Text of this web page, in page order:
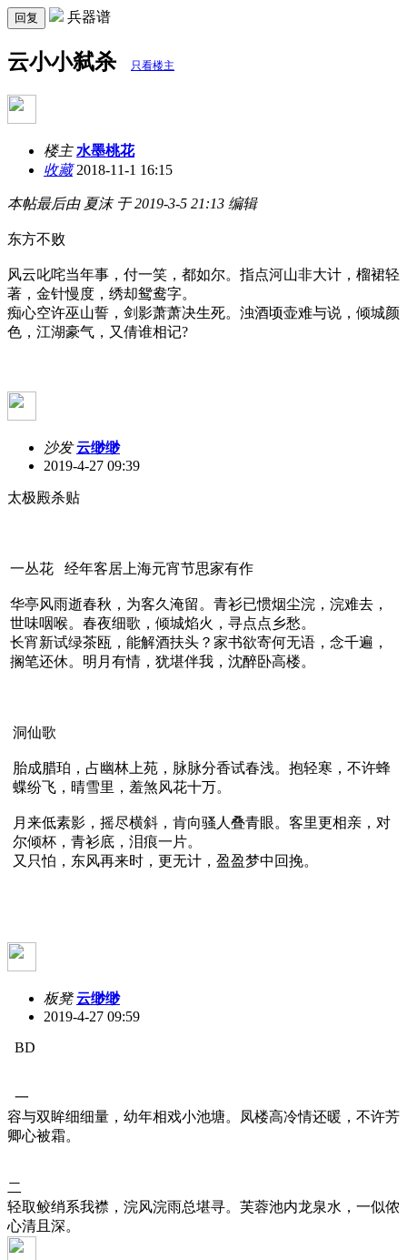
回复 兵器谱
云小小弑杀 只看楼主
楼主 水墨桃花
收藏2018-11-1 16:15
本帖最后由 夏沫 于 2019-3-5 21:13 编辑
东方不败
风云叱咤当年事，付一笑，都如尔。指点河山非大计，榴裙轻
著，金针慢度，绣却鸳鸯字。
痴心空许巫山誓，剑影萧萧决生死。浊酒顷壶难与说，倾城颜
色，江湖豪气，又倩谁相记?
沙发 云缈缈
2019-4-27 09:39
太极殿杀贴
一丛花 经年客居上海元宵节思家有作
华亭风雨逝春秋，为客久淹留。青衫已惯烟尘浣，浣难去，
世味咽喉。春夜细歌，倾城焰火，寻点点乡愁。
长宵新试绿茶瓯，能解酒扶头？家书欲寄何无语，念千遍，
搁笔还休。明月有情，犹堪伴我，沈醉卧高楼。
洞仙歌
胎成腊珀，占幽林上苑，脉脉分香试春浅。抱轻寒，不许蜂
蝶纷飞，晴雪里，羞煞风花十万。
月来低素影，摇尽横斜，肯向骚人叠青眼。客里更相亲，对
尔倾杯，青衫底，泪痕一片。
又只怕，东风再来时，更无计，盈盈梦中回挽。
板凳 云缈缈
2019-4-27 09:59
BD
一
容与双眸细细量，幼年相戏小池塘。凤楼高冷情还暖，不许芳
卿心被霜。
二
轻取鲛绡系我襟，浣风浣雨总堪寻。芙蓉池内龙泉水，一似侬
心清且深。